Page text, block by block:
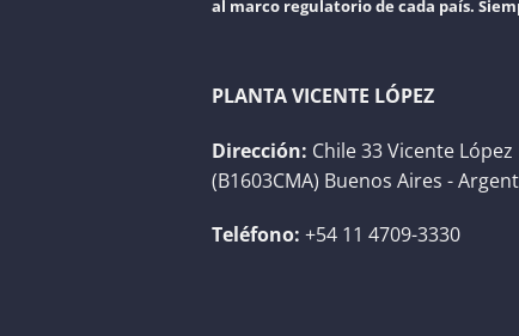
al marco regulatorio de cada país.
PLANTA VICENTE LÓPEZ
Dirección: Chile 33 Vicente López
(B1603CMA) Buenos Aires -
Teléfono: +54 11 4709-3330